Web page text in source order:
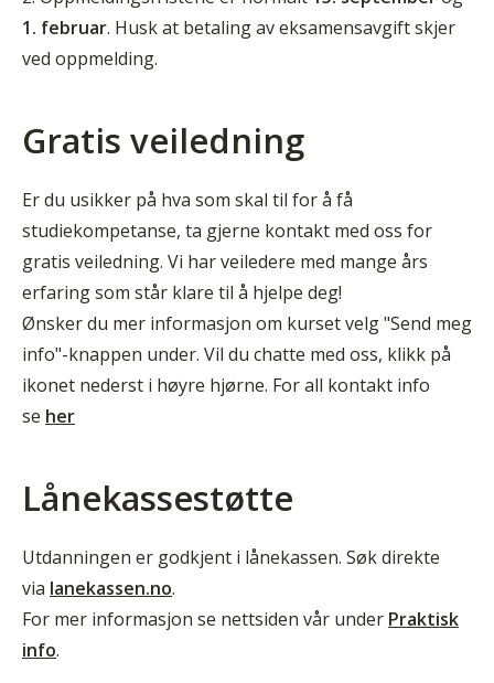
1. februar. Husk at betaling av eksamensavgift skjer
ved oppmelding.
Gratis veiledning
Er du usikker på hva som skal til for å få
studiekompetanse, ta gjerne kontakt med oss for
gratis veiledning. Vi har veiledere med mange års
erfaring som står klare til å hjelpe deg!
Ønsker du mer informasjon om kurset velg "Send meg
info"-knappen under. Vil du chatte med oss, klikk på
ikonet nederst i høyre hjørne. For all kontakt info
se her
Lånekassestøtte
Utdanningen er godkjent i lånekassen. Søk direkte
via lanekassen.no.
For mer informasjon se nettsiden vår under Praktisk
info.